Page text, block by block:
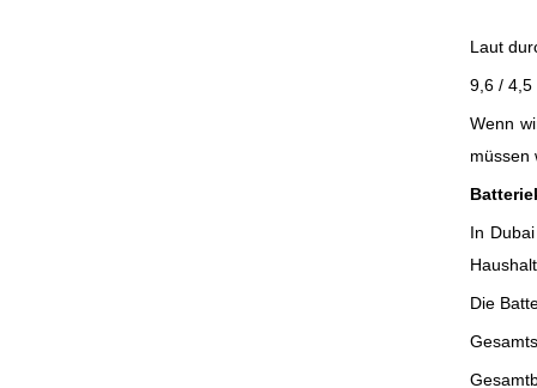
Laut
9,6 / 4,5
Wenn
müssen
In
Die